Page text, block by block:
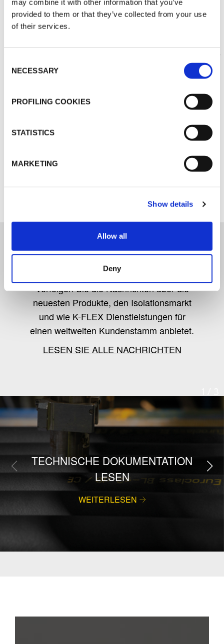
may combine it with other information that you’ve
provided to them or that they’ve collected from your use
of their services.
Selection
NECESSARY
PROFILING COOKIES
STATISTICS
MARKETING
Show details
Allow all
Deny
ENTDECKEN SIE ALLE ANWENDUNGEN
K-Flex news & stories
Verfolgen Sie die Nachrichten über die
neuesten Produkte, den Isolationsmarkt
und wie K-FLEX Dienstleistungen für
einen weltweiten Kundenstamm anbietet.
LESEN SIE ALLE NACHRICHTEN
TECHNISCHE DOKUMENTATION
LESEN
WEITERLESEN